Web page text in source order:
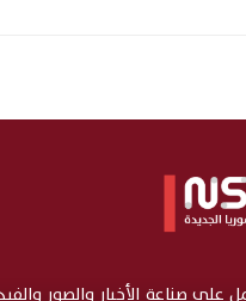
على صناعة الأخبار والصور